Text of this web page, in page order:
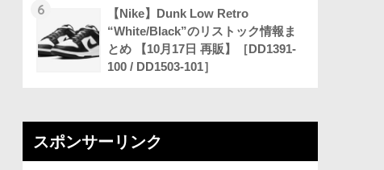
6
【Nike】Dunk Low Retro
“White/Black”のリストック情報ま
とめ 【10月17日 再販】［DD1391-
100 / DD1503-101］
スポンサーリンク